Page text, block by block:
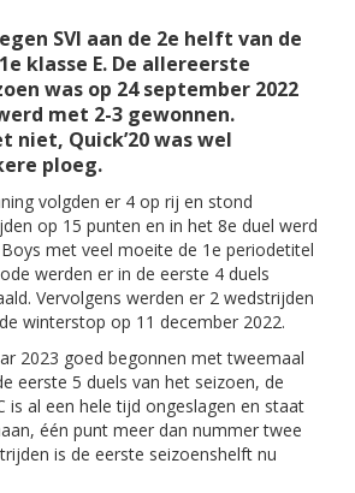
SVI aan de 2e helft van de
klasse E. De allereerste
was op 24 september 2022
met 2-3 gewonnen.
niet, Quick’20 was wel
ploeg.
volgden er 4 op rij en stond
op 15 punten en in het 8e duel werd
met veel moeite de 1e periodetitel
werden er in de eerste 4 duels
Vervolgens werden er 2 wedstrijden
winterstop op 11 december 2022.
2023 goed begonnen met tweemaal
eerste 5 duels van het seizoen, de
is al een hele tijd ongeslagen en staat
één punt meer dan nummer twee
is de eerste seizoenshelft nu